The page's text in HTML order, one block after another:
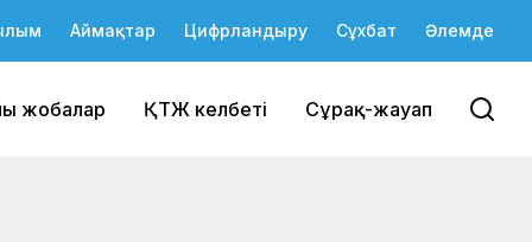
Аймақтар Цифрландыру Сұхбат Әлемде
жобалар ҚТЖ келбеті Сұрақ-жауап